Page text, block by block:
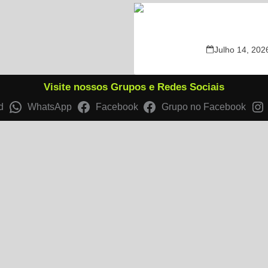
Julho 14,
Visite nossos Grupos e Redes Sociais
WhatsApp Facebook Grupo no Facebook